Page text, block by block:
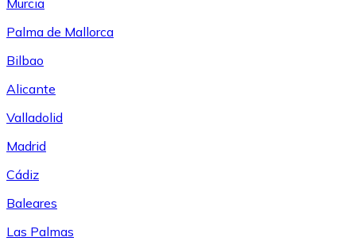
Murcia
Palma de Mallorca
Bilbao
Alicante
Valladolid
Madrid
Cádiz
Baleares
Las Palmas